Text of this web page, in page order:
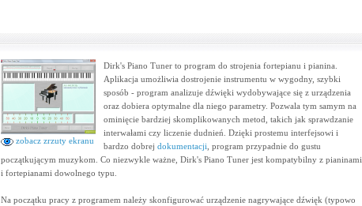
zobacz zrzuty ekranu
Dirk's Piano Tuner to program do strojenia fortepianu i pianina.
Aplikacja umożliwia dostrojenie instrumentu w wygodny, szybki
sposób - program analizuje dźwięki wydobywające się z urządzenia
oraz dobiera optymalne dla niego parametry. Pozwala tym samym na
ominięcie bardziej skomplikowanych metod, takich jak sprawdzanie
interwałami czy liczenie dudnień. Dzięki prostemu interfejsowi i
bardzo dobrej dokumentacji , program przypadnie do gustu
początkującym muzykom. Co niezwykle ważne, Dirk's Piano Tuner jest kompatybilny z pianinami
i fortepianami dowolnego typu.
Na początku pracy z programem należy skonfigurować urządzenie nagrywające dźwięk (typowo